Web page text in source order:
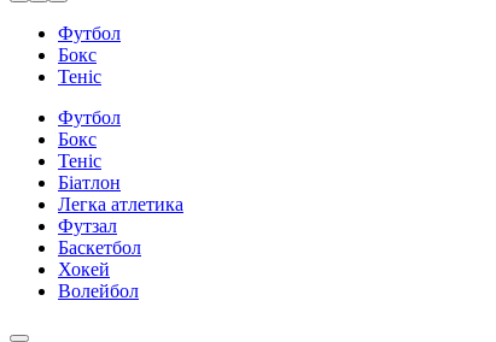
Футбол
Бокс
Теніс
Футбол
Бокс
Теніс
Біатлон
Легка атлетика
Футзал
Баскетбол
Хокей
Волейбол